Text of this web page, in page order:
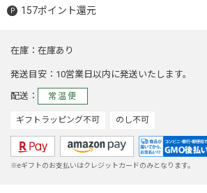
157ポイント還元
在庫 在庫あり
発送目安 10営業日以内に発送いたします。
配送 常温便
ギフトラッピング不可 のし不可
※eギフトのお支払いはクレジットカードのみとなります。